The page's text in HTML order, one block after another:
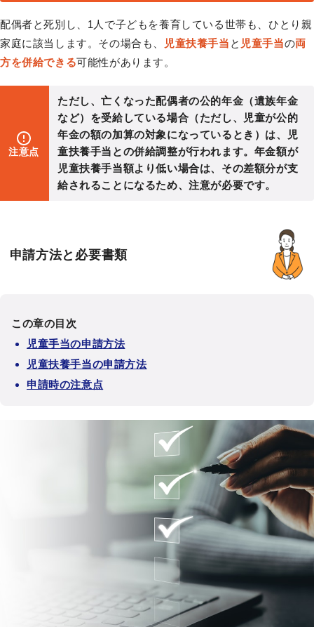
配偶者と死別し、1人で子どもを養育している世帯も、ひとり親
家庭に該当します。その場合も、
児童扶養手当 と 児童手当の両
方を併給できる可能性があります。
注意点
ただし、亡くなった配偶者の公的年金（遺族年金
など）を受給している場合（ただし、児童が公的
年金の額の加算の対象になっているとき）は、児
童扶養手当との併給調整が行われます。年金額が
児童扶養手当額より低い場合は、その差額分が支
給されることになるため、注意が必要です。
申請方法と必要書類
この章の目次
児童手当の申請方法
児童扶養手当の申請方法
申請時の注意点